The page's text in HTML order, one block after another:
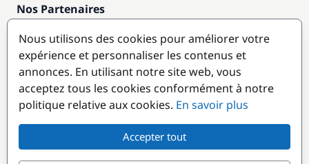
Nos Partenaires
Destinations populaires
Nous utilisons des cookies pour améliorer votre
expérience et personnaliser les contenus et
annonces. En utilisant notre site web, vous
acceptez tous les cookies conformément à notre
politique relative aux cookies. En savoir plus
Accepter tout